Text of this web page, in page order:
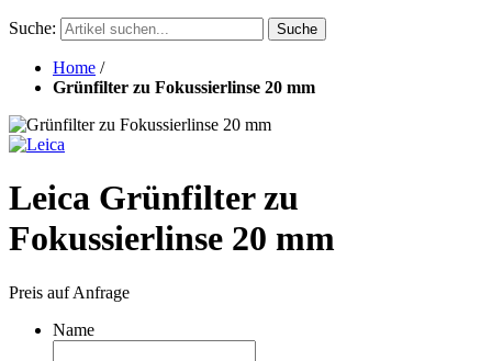
Suche: Suche
Home /
Grünfilter zu Fokussierlinse 20 mm
Leica Grünfilter zu
Fokussierlinse 20 mm
Preis auf Anfrage
Name